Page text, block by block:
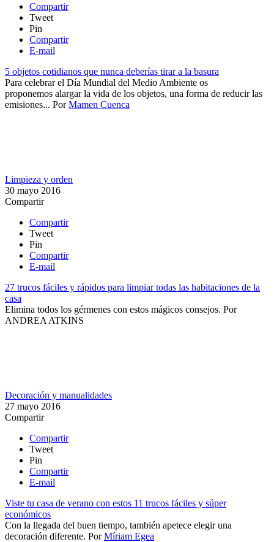
Compartir
Tweet
Pin
Compartir
E-mail
5 objetos cotidianos que nunca deberías tirar a la basura
​Para celebrar el Día Mundial del Medio Ambiente os
proponemos alargar la vida de los objetos, una forma de reducir las
emisiones... PorMamen Cuenca
Limpieza y orden
30 mayo 2016
Compartir
Compartir
Tweet
Pin
Compartir
E-mail
27 trucos fáciles y rápidos para limpiar todas las habitaciones de la
casa
Elimina todos los gérmenes con estos mágicos consejos. Por
ANDREA ATKINS
Decoración y manualidades
27 mayo 2016
Compartir
Compartir
Tweet
Pin
Compartir
E-mail
Viste tu casa de verano con estos 11 trucos fáciles y súper
económicos
Con la llegada del buen tiempo, también apetece elegir una
decoración diferente. PorMíriam Egea